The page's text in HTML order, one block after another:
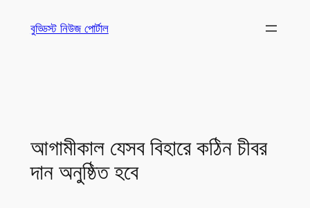
বুড্ডিস্ট নিউজ পোর্টাল
আগামীকাল যেসব বিহারে কঠিন চীবর
দান অনুষ্ঠিত হবে